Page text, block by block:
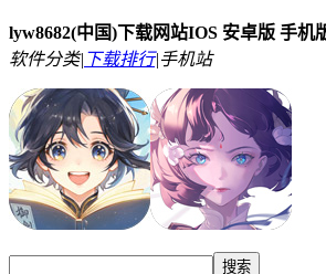
lyw8682(中国)下载网站IOS 安卓版 手机
软件分类| 下载排行|手机站